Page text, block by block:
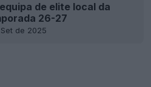
de elite local da
26-27
de 2025